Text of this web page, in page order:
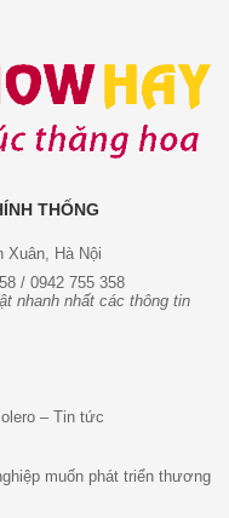
THỐNG
Xuân, Hà Nội
/ 0942 755 358
nhanh nhất các thông tin
– Tin tức
muốn phát triển thương